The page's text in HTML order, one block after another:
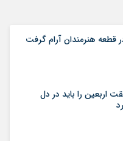
قطعه هنرمندان آرام گرفت
را باید در دل